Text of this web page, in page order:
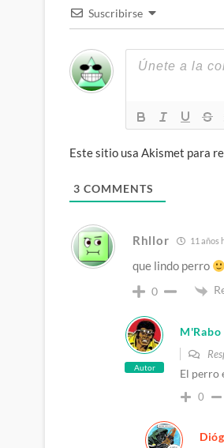
Suscribirse
Este sitio usa Akismet para
3 COMMENTS
Rhllor 11 años
que lindo perro
0
Autor El perro
0